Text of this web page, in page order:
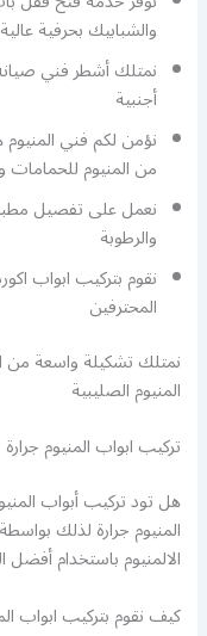
والشبابيك بحرفية
نمتلك أشطر فني صيانة
أجنبية
نؤمن لكم فني
من المنيوم للحمامات
نعمل على تفصيل مطبخ
والرطوبة
نقوم بتركيب ابواب
المحترفين
نمتلك تشكيلة واسعة من
المنيوم الصليبية
تركيب ابواب المنيوم جرارة
هل تود تركيب أبواب
المنيوم جرارة لذلك
الالمنيوم باستخدام أفضل
كيف نقوم بتركيب ابواب